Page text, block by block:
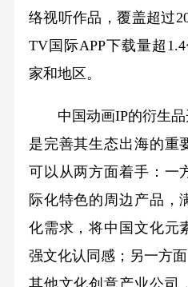
络视听作品，覆盖超过
TV国际APP下载量超
家和地区。
中国动画IP的衍生品
是完善其生态出海的重
可以从两方面着手：一
际化特色的周边产品，
化需求，将中国文化元
强文化认同感；另一方